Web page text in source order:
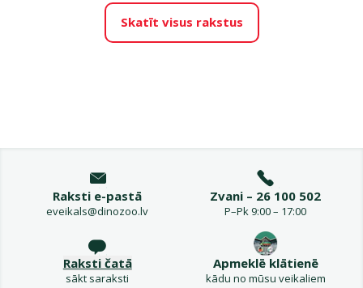
Skatīt visus rakstus
Raksti e-pastā
eveikals@dinozoo.lv
Zvani – 26 100 502
P–Pk 9:00 – 17:00
Raksti čatā
sākt saraksti
Apmeklē klātienē
kādu no mūsu veikaliem